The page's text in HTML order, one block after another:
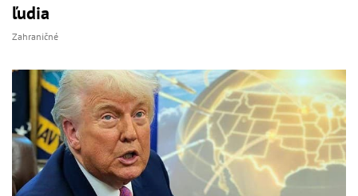
ľudia
Zahraničné